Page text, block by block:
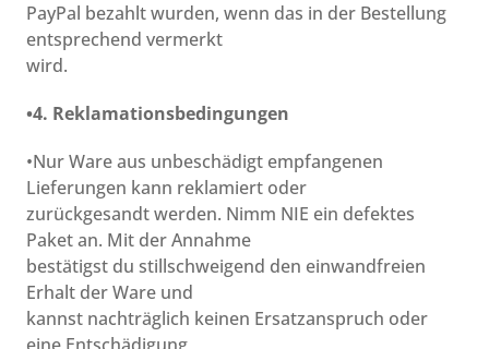
PayPal bezahlt wurden, wenn das in der Bestellung
entsprechend vermerkt
wird.
•4. Reklamationsbedingungen
•Nur Ware aus unbeschädigt empfangenen
Lieferungen kann reklamiert oder
zurückgesandt werden. Nimm NIE ein defektes
Paket an. Mit der Annahme
bestätigst du stillschweigend den einwandfreien
Erhalt der Ware und
kannst nachträglich keinen Ersatzanspruch oder